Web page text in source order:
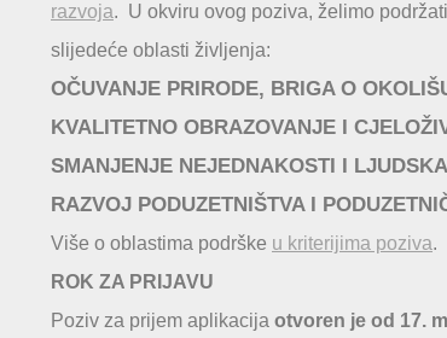
razvoja. U okviru ovog poziva, želimo
slijedeće oblasti življenja:
OČUVANJE PRIRODE, BRIGA O
KVALITETNO OBRAZOVANJE I
SMANJENJE NEJEDNAKOSTI I
RAZVOJ PODUZETNIŠTVA I
Više o oblastima podrške u kriterijima poziva.
ROK ZA PRIJAVU
Poziv za prijem aplikacija otvoren je od 17.